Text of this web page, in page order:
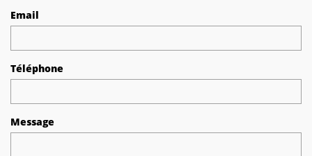
Email
Téléphone
Message